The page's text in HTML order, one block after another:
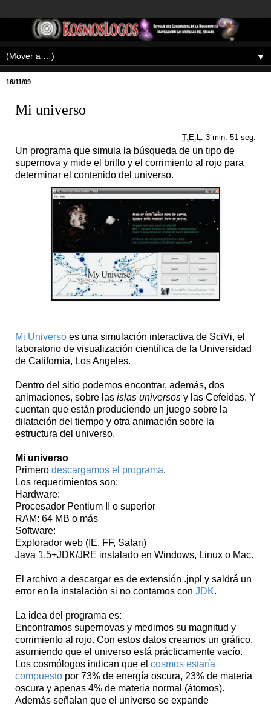
▼
16/11/09
Mi universo
T.E.L : 3 min. 51 seg.
Un programa que simula la búsqueda de un tipo de
supernova y mide el brillo y el corrimiento al rojo para
determinar el contenido del universo.
Mi Universo es una simulación interactiva de SciVi, el
laboratorio de visualización científica de la Universidad
de California, Los Angeles.
Dentro del sitio podemos encontrar, además, dos
animaciones, sobre las islas universos y las Cefeidas. Y
cuentan que están produciendo un juego sobre la
dilatación del tiempo y otra animación sobre la
estructura del universo.
Mi universo
Primero descargamos el programa.
Los requerimientos son:
Hardware:
Procesador Pentium II o superior
RAM: 64 MB o más
Software:
Explorador web (IE, FF, Safari)
Java 1.5+JDK/JRE instalado en Windows, Linux o Mac.
El archivo a descargar es de extensión .jnpl y saldrá un
error en la instalación si no contamos con JDK.
La idea del programa es:
Encontramos supernovas y medimos su magnitud y
corrimiento al rojo. Con estos datos creamos un gráfico,
asumiendo que el universo está prácticamente vacío.
Los cosmólogos indican que el cosmos estaría
compuesto por 73% de energía oscura, 23% de materia
oscura y apenas 4% de materia normal (átomos).
Además señalan que el universo se expande